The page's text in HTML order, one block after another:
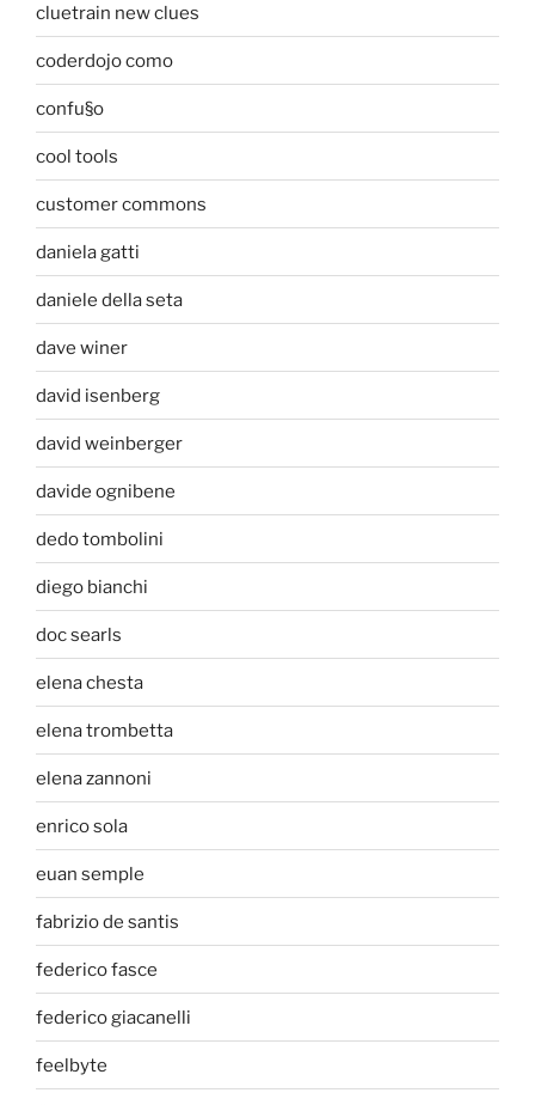
cluetrain new clues
coderdojo como
confu§o
cool tools
customer commons
daniela gatti
daniele della seta
dave winer
david isenberg
david weinberger
davide ognibene
dedo tombolini
diego bianchi
doc searls
elena chesta
elena trombetta
elena zannoni
enrico sola
euan semple
fabrizio de santis
federico fasce
federico giacanelli
feelbyte